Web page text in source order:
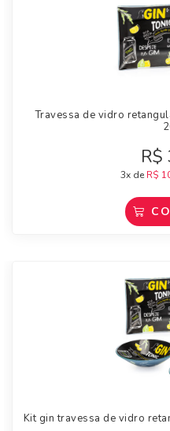
Travessa de vidro
R$
3x de R$
Kit gin travessa de vidro